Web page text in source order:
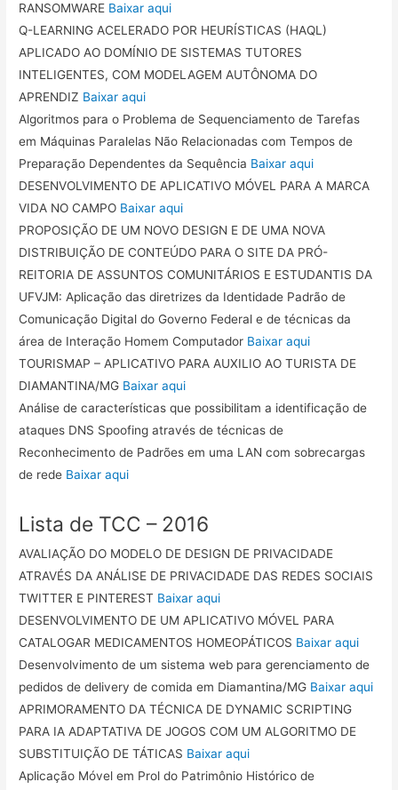
RANSOMWARE Baixar aqui
Q-LEARNING ACELERADO POR HEURÍSTICAS (HAQL)
APLICADO AO DOMÍNIO DE SISTEMAS TUTORES
INTELIGENTES, COM MODELAGEM AUTÔNOMA DO
APRENDIZ Baixar aqui
Algoritmos para o Problema de Sequenciamento de Tarefas
em Máquinas Paralelas Não Relacionadas com Tempos de
Preparação Dependentes da Sequência Baixar aqui
DESENVOLVIMENTO DE APLICATIVO MÓVEL PARA A MARCA
VIDA NO CAMPO Baixar aqui
PROPOSIÇÃO DE UM NOVO DESIGN E DE UMA NOVA
DISTRIBUIÇÃO DE CONTEÚDO PARA O SITE DA PRÓ-
REITORIA DE ASSUNTOS COMUNITÁRIOS E ESTUDANTIS DA
UFVJM: Aplicação das diretrizes da Identidade Padrão de
Comunicação Digital do Governo Federal e de técnicas da
área de Interação Homem Computador Baixar aqui
TOURISMAP – APLICATIVO PARA AUXILIO AO TURISTA DE
DIAMANTINA/MG Baixar aqui
Análise de características que possibilitam a identificação de
ataques DNS Spoofing através de técnicas de
Reconhecimento de Padrões em uma LAN com sobrecargas
de rede Baixar aqui
Lista de TCC – 2016
AVALIAÇÃO DO MODELO DE DESIGN DE PRIVACIDADE
ATRAVÉS DA ANÁLISE DE PRIVACIDADE DAS REDES SOCIAIS
TWITTER E PINTEREST Baixar aqui
DESENVOLVIMENTO DE UM APLICATIVO MÓVEL PARA
CATALOGAR MEDICAMENTOS HOMEOPÁTICOS Baixar aqui
Desenvolvimento de um sistema web para gerenciamento de
pedidos de delivery de comida em Diamantina/MG Baixar aqui
APRIMORAMENTO DA TÉCNICA DE DYNAMIC SCRIPTING
PARA IA ADAPTATIVA DE JOGOS COM UM ALGORITMO DE
SUBSTITUIÇÃO DE TÁTICAS Baixar aqui
Aplicação Móvel em Prol do Patrimônio Histórico de